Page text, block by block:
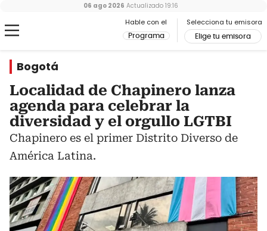
Hable con el
Programa
Selecciona tu emisora
Elige tu emisora
06 ago 2026 Actualizado 19:16
Bogotá
Localidad de Chapinero lanza
agenda para celebrar la
diversidad y el orgullo LGTBI
Chapinero es el primer Distrito Diverso de
América Latina.